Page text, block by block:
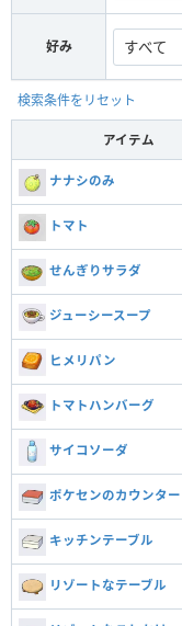
好み
検索条件をリセット
アイテム
ナナシのみ
トマト
せんぎりサラダ
ジューシースープ
ヒメリパン
トマトハンバーグ
サイコソーダ
ポケセンのカウンター
キッチンテーブル
リゾートなテーブル